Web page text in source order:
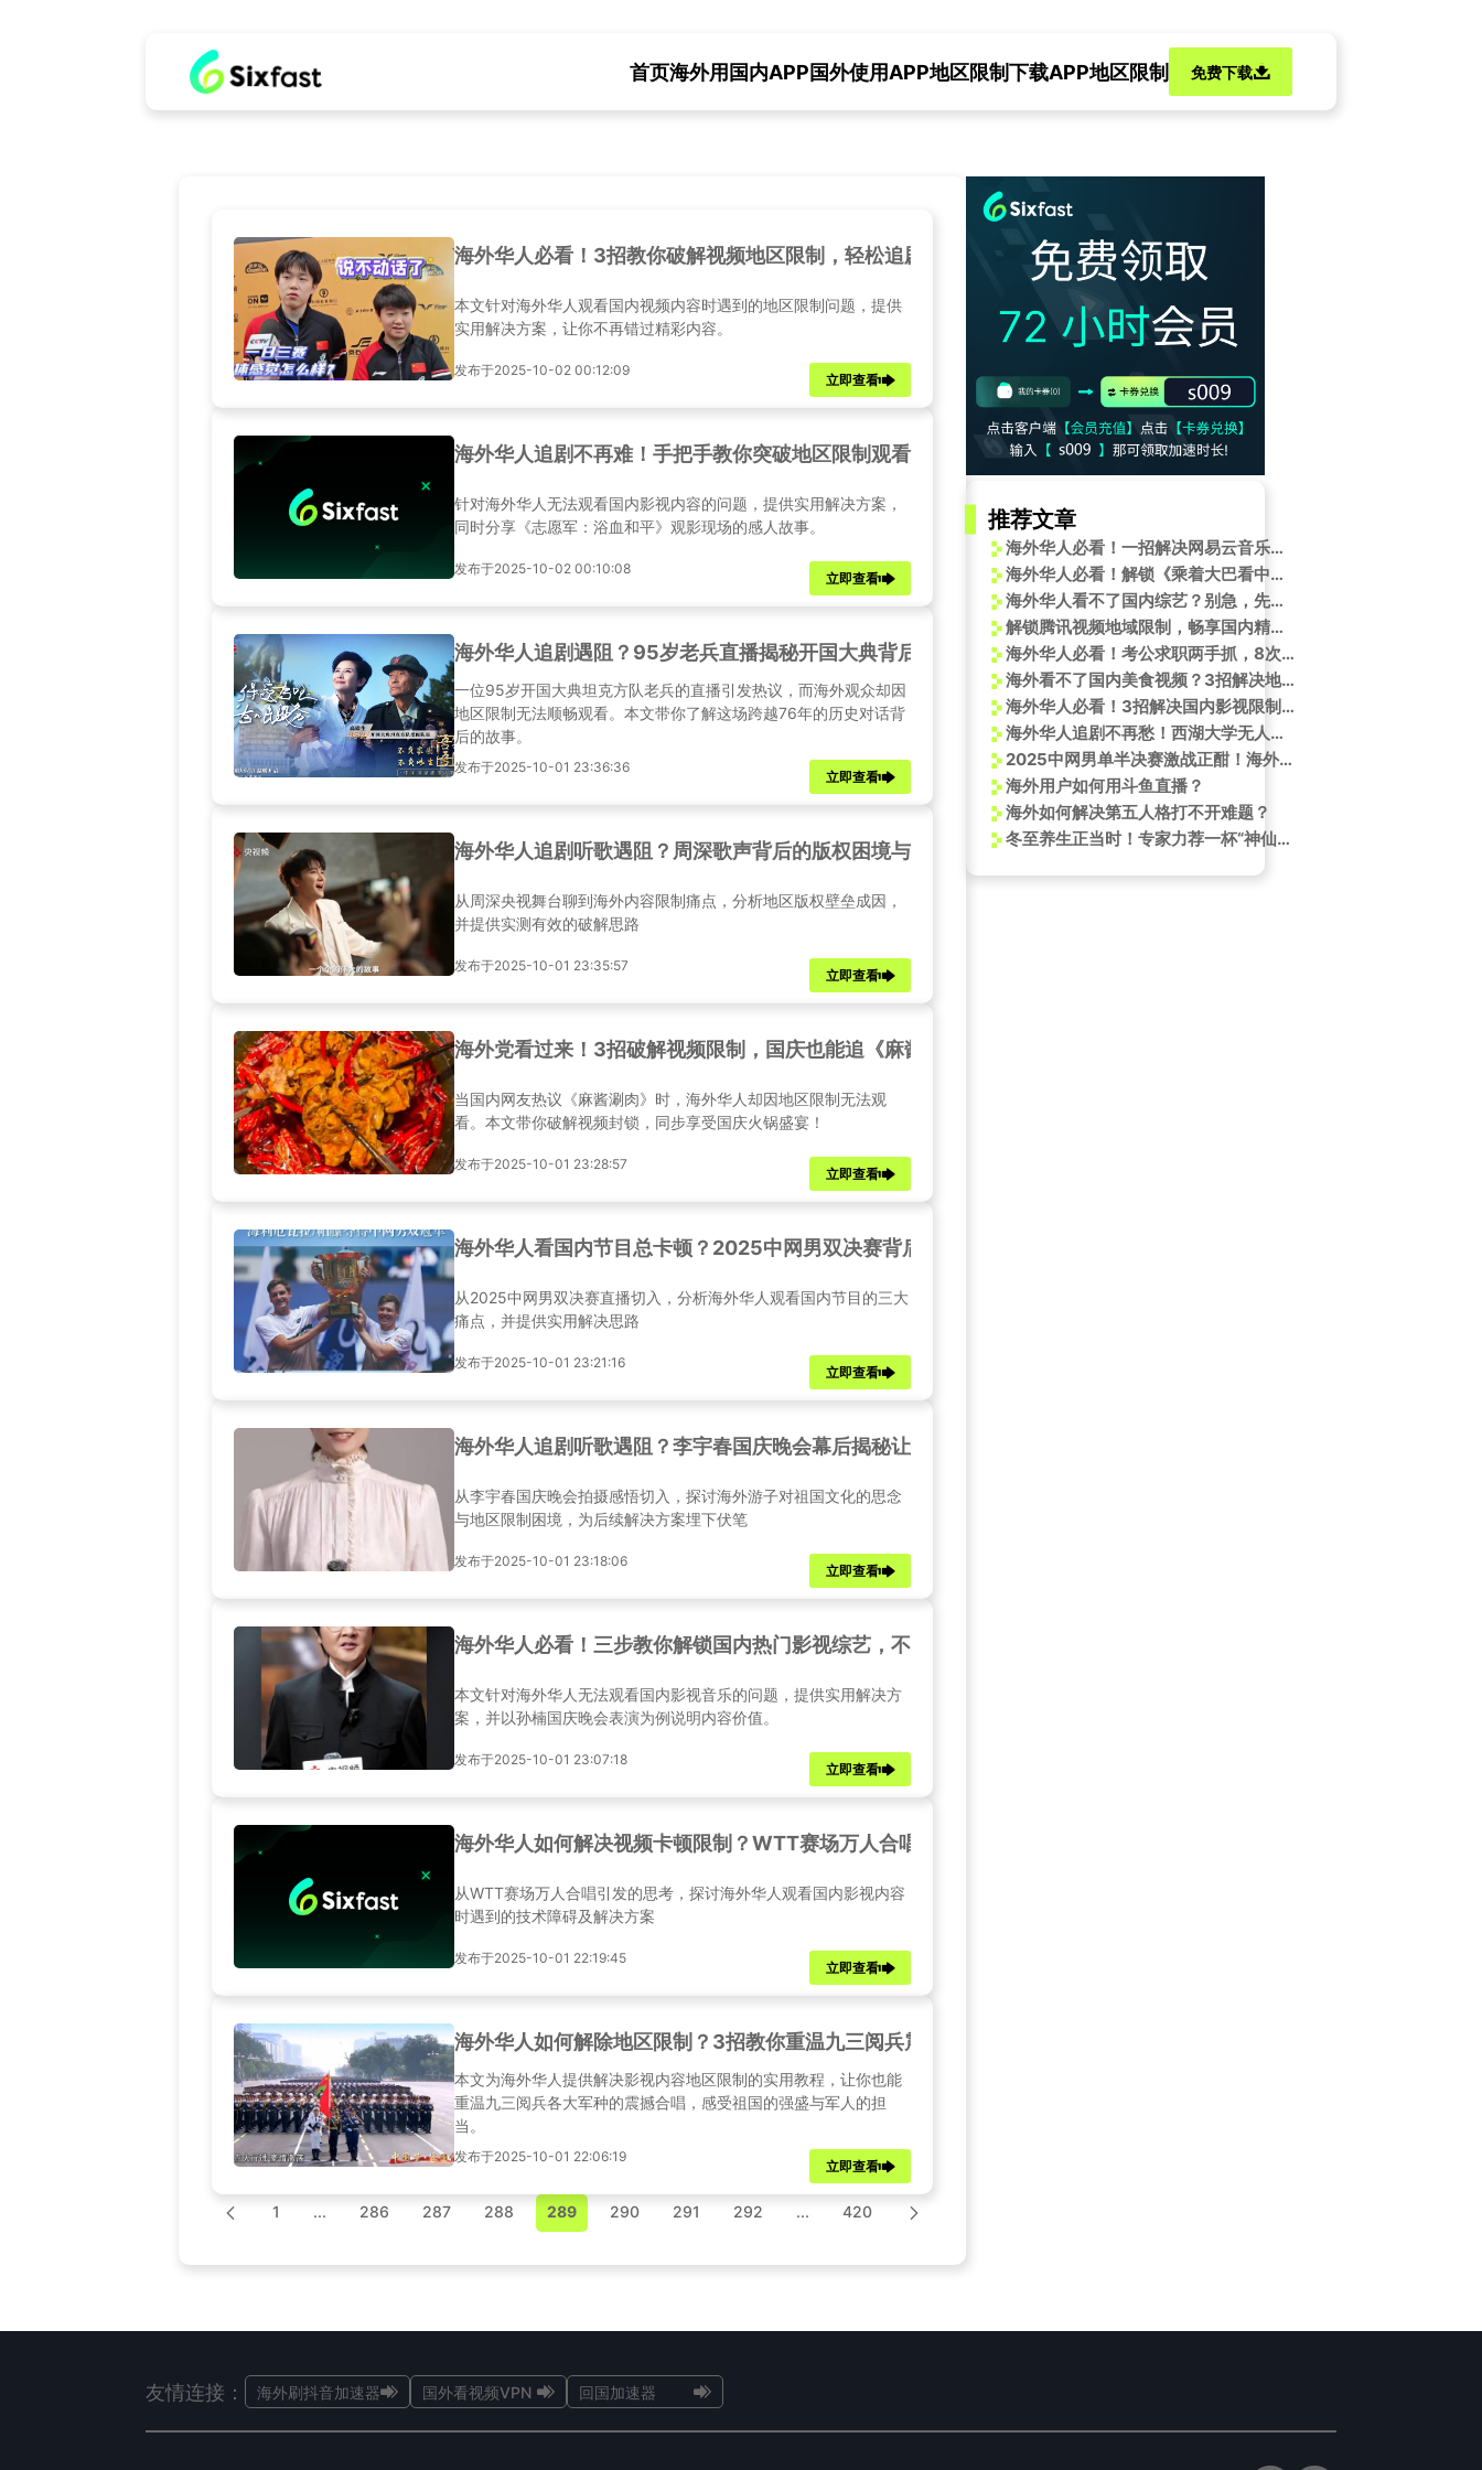
首页海外用国内APP国外使用APP地区限制下载APP地区限制 免费下载
海外华人必看！3招教你破解视频地区限制，轻松追剧不卡顿
本文针对海外华人观看国内视频内容时遇到的地区限制问题，提供
实用解决方案，让你不再错过精彩内容。
发布于2025-10-02 00:12:09
立即查看
海外华人追剧不再难！手把手教你突破地区限制观看国内热门影视剧
针对海外华人无法观看国内影视内容的问题，提供实用解决方案，
同时分享《志愿军：浴血和平》观影现场的感人故事。
发布于2025-10-02 00:10:08
立即查看
海外华人追剧遇阻？95岁老兵直播揭秘开国大典背后的震撼故事
一位95岁开国大典坦克方队老兵的直播引发热议，而海外观众却因
地区限制无法顺畅观看。本文带你了解这场跨越76年的历史对话背
后的故事。
发布于2025-10-01 23:36:36
立即查看
海外华人追剧听歌遇阻？周深歌声背后的版权困境与实用解决方案
从周深央视舞台聊到海外内容限制痛点，分析地区版权壁垒成因，
并提供实测有效的破解思路
发布于2025-10-01 23:35:57
立即查看
海外党看过来！3招破解视频限制，国庆也能追《麻酱涮肉》名场面
当国内网友热议《麻酱涮肉》时，海外华人却因地区限制无法观
看。本文带你破解视频封锁，同步享受国庆火锅盛宴！
发布于2025-10-01 23:28:57
立即查看
海外华人看国内节目总卡顿？2025中网男双决赛背后的播放难题与解决方案
从2025中网男双决赛直播切入，分析海外华人观看国内节目的三大
痛点，并提供实用解决思路
发布于2025-10-01 23:21:16
立即查看
海外华人追剧听歌遇阻？李宇春国庆晚会幕后揭秘让你热泪盈眶
从李宇春国庆晚会拍摄感悟切入，探讨海外游子对祖国文化的思念
与地区限制困境，为后续解决方案埋下伏笔
发布于2025-10-01 23:18:06
立即查看
海外华人必看！三步教你解锁国内热门影视综艺，不再错过孙楠国庆献唱
本文针对海外华人无法观看国内影视音乐的问题，提供实用解决方
案，并以孙楠国庆晚会表演为例说明内容价值。
发布于2025-10-01 23:07:18
立即查看
海外华人如何解决视频卡顿限制？WTT赛场万人合唱背后的技术难题
从WTT赛场万人合唱引发的思考，探讨海外华人观看国内影视内容
时遇到的技术障碍及解决方案
发布于2025-10-01 22:19:45
立即查看
海外华人如何解除地区限制？3招教你重温九三阅兵震撼合唱
本文为海外华人提供解决影视内容地区限制的实用教程，让你也能
重温九三阅兵各大军种的震撼合唱，感受祖国的强盛与军人的担
当。
发布于2025-10-01 22:06:19
立即查看
1 ... 286 287 288 289 290 291 292 ... 420
推荐文章
海外华人必看！一招解决网易云音乐地区限制，告别播放失败、歌词不同步
海外华人必看！解锁《乘着大巴看中国·新疆行》地区限制，10月22日带你云游阿勒泰鎏金秋色
海外华人看不了国内综艺？别急，先来学学这群萌娃的“念功”有多绝！
解锁腾讯视频地域限制，畅享国内精彩节目
海外华人必看！考公求职两手抓，8次黄金机会不容错过
海外看不了国内美食视频？3招解决地域限制，碳水快乐立刻拥有！
海外华人必看！3招解决国内影视限制，不再错过《自古英雄出少年》
海外华人追剧不再愁！西湖大学无人机叠飞技术突破，看国内节目卡顿有解了？
2025中网男单半决赛激战正酣！海外华人如何突破地域限制观看精彩对决？
海外用户如何用斗鱼直播？
海外如何解决第五人格打不开难题？
冬至养生正当时！专家力荐一杯“神仙水”，健脾补气还养血，手脚冰凉的人有福了
友情连接： 海外刷抖音加速器 国外看视频VPN 回国加速器